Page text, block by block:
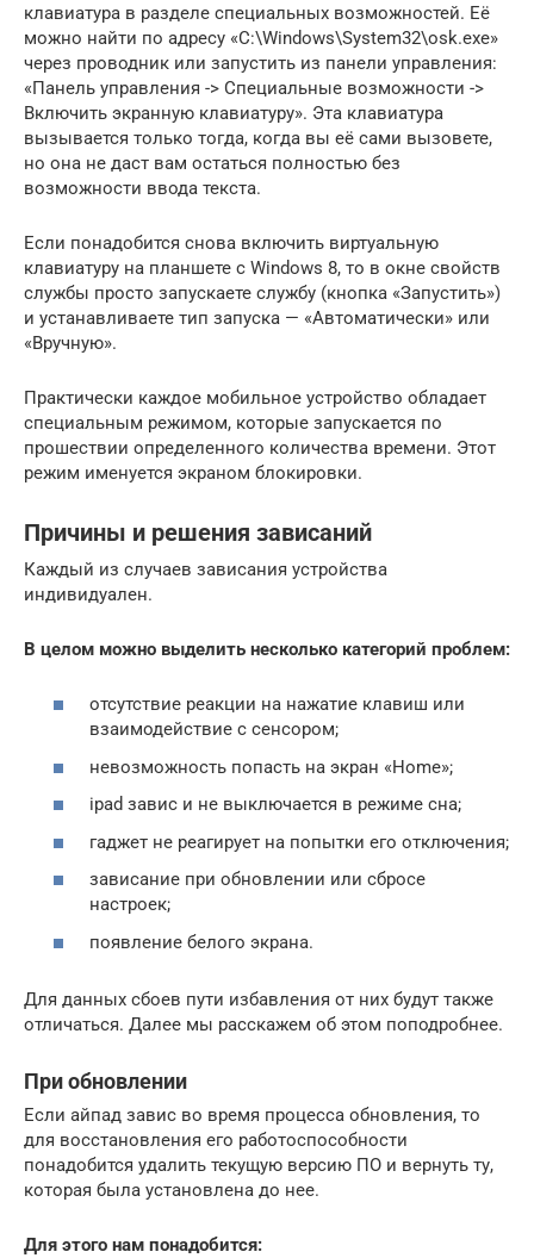
клавиатура в разделе специальных возможностей. Её
можно найти по адресу «C:\Windows\System32\osk.exe»
через проводник или запустить из панели управления:
«Панель управления -> Специальные возможности ->
Включить экранную клавиатуру». Эта клавиатура
вызывается только тогда, когда вы её сами вызовете,
но она не даст вам остаться полностью без
возможности ввода текста.
Если понадобится снова включить виртуальную
клавиатуру на планшете с Windows 8, то в окне свойств
службы просто запускаете службу (кнопка «Запустить»)
и устанавливаете тип запуска — «Автоматически» или
«Вручную».
Практически каждое мобильное устройство обладает
специальным режимом, которые запускается по
прошествии определенного количества времени. Этот
режим именуется экраном блокировки.
Причины и решения зависаний
Каждый из случаев зависания устройства
индивидуален.
В целом можно выделить несколько категорий проблем:
отсутствие реакции на нажатие клавиш или
взаимодействие с сенсором;
невозможность попасть на экран «Home»;
ipad завис и не выключается в режиме сна;
гаджет не реагирует на попытки его отключения;
зависание при обновлении или сбросе
настроек;
появление белого экрана.
Для данных сбоев пути избавления от них будут также
отличаться. Далее мы расскажем об этом поподробнее.
При обновлении
Если айпад завис во время процесса обновления, то
для восстановления его работоспособности
понадобится удалить текущую версию ПО и вернуть ту,
которая была установлена до нее.
Для этого нам понадобится: